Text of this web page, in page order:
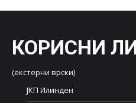
КОРИСНИ
(екстерни врски)
ЈКП Илинден